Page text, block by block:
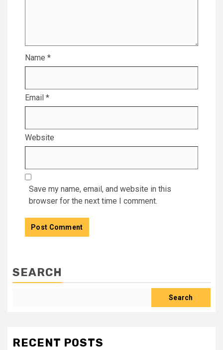
Name *
Email *
Website
Save my name, email, and website in this
browser for the next time I comment.
SEARCH
Search
RECENT POSTS